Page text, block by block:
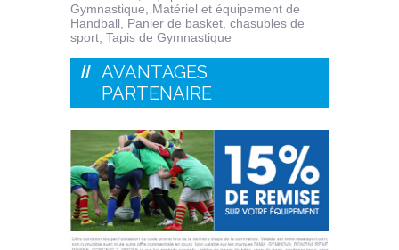
Gymnastique, Matériel et équipement de
Handball, Panier de basket, chasubles de
sport, Tapis de Gymnastique
AVANTAGES
PARTENAIRE